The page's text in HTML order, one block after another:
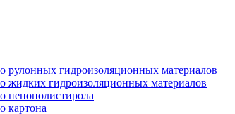
рулонных гидроизоляционных материалов
жидких гидроизоляционных материалов
пенополистирола
картона